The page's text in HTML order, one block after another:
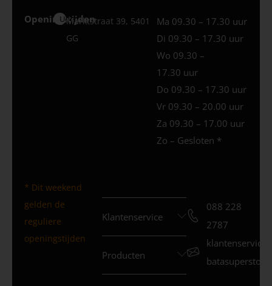
Openingstijden
Uden
Marktstraat 39, 5401
GG
Ma 09.30 – 17.30 uur
Di 09.30 – 17.30 uur
Wo 09.30 –
17.30 uur
Do 09.30 – 17.30 uur
Vr 09.30 – 20.00 uur
Za 09.30 – 17.00 uur
Zo – Gesloten *
* Dit weekend
gelden de
reguliere
openingstijden
Klantenservice
Producten
088 228
2787